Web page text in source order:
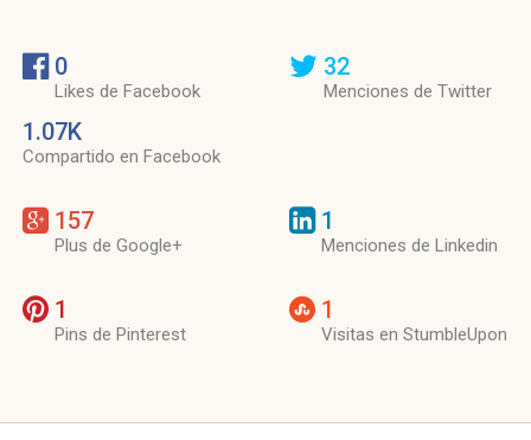
0
Likes de Facebook
1.07K
Compartido en Facebook
32
Menciones de Twitter
157
Plus de Google+
1
Menciones de Linkedin
1
Pins de Pinterest
1
Visitas en StumbleUpon